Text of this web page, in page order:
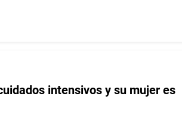
intensivos y su mujer es